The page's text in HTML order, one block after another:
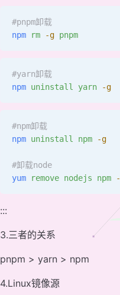
#pnpm卸载
npm rm -g pnpm
#yarn卸载
npm uninstall yarn -g
#npm卸载
npm uninstall npm -g
#卸载node
yum remove nodejs npm
:::
3.三者的关系
pnpm > yarn > npm
4.Linux镜像源